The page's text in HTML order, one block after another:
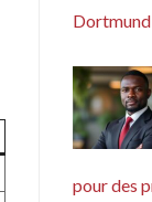
Dortmund
pour des